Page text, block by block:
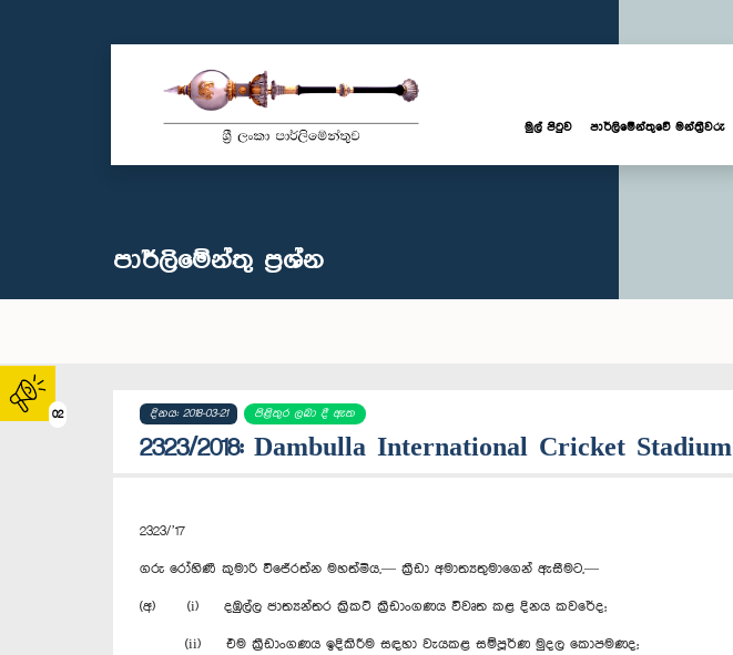
02
මුල් පිටුව පාර්ලි‌මේන්තුවේ මන්ත්‍රීවරු
පාර්ලි‌මේන්තු‌ ප්‍රශ්න
දිනය: 2018-03-21 පිළිතුර ලබා දී ඇත
2323/2018: Dambulla International Cricket Stadium
2323/’17
ගරු රෝහිණී කුමාරි විජේරත්න මහත්මිය,— ක්‍රීඩා අමාත්‍යතුමාගෙන් ඇසීමට,—
(අ) (i) දඹුල්ල ජාත්‍යන්තර ක්‍රිකට් ක්‍රීඩාංගණය විවෘත කළ දිනය කවරේද;
(ii) එම ක්‍රීඩාංගණය ඉදිකිරීම සඳහා වැයකළ සම්පූර්ණ මුදල කොපමණද;